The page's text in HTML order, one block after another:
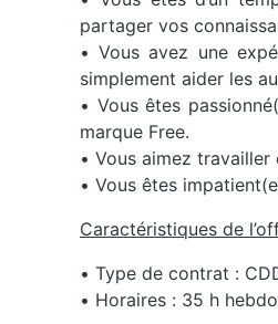
partager vos
• Vous avez une
simplement aider les
• Vous êtes
marque Free.
• Vous aimez
• Vous êtes
Caractéristiques de
• Type de contrat :
• Horaires : 35 h